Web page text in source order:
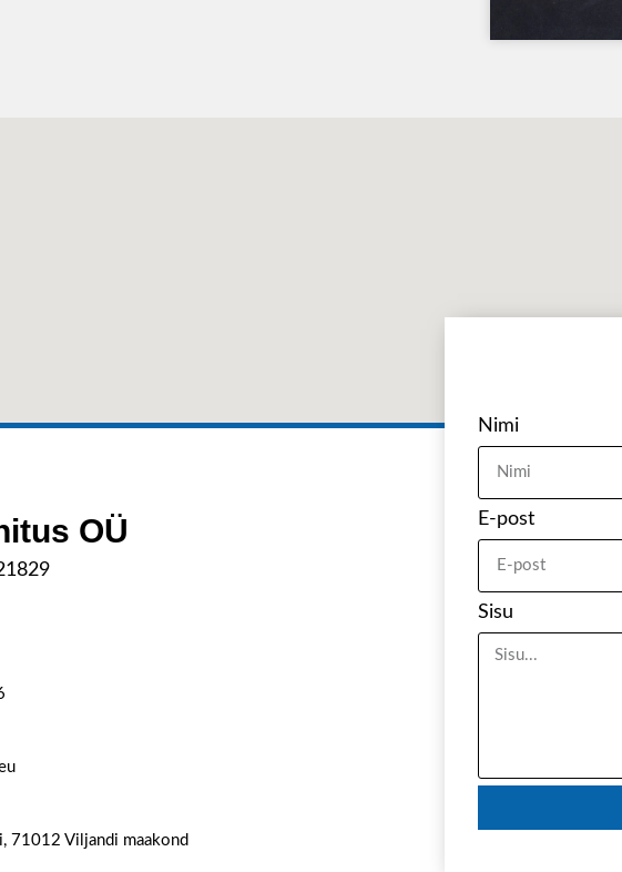
OÜ
71012 Viljandi maakond
Nimi
E-post
Sisu